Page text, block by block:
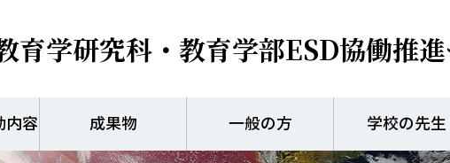
育学研究科・教育学部ESD協働推
内容 成果物 一般の方 学校の先生
・表現力」をつける社会